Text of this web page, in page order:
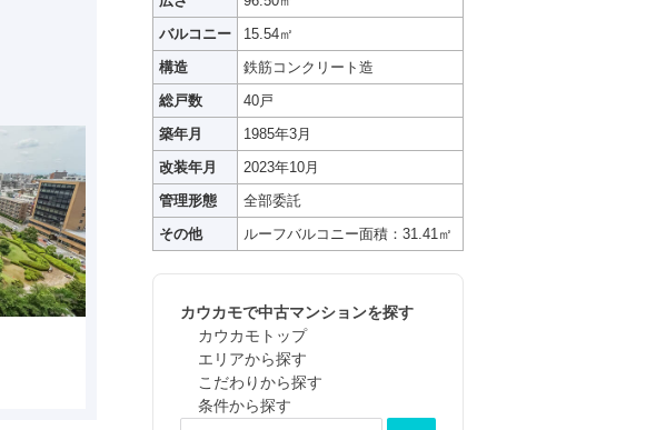
バルコニー
15.54㎡
構造
鉄筋コンクリート造
総戸数
40戸
築年月
1985年3月
改装年月
2023年10月
管理形態
全部委託
その他
ルーフバルコニー面積：31.41㎡
カウカモで中古マンションを探す
カウカモトップ
エリアから探す
こだわりから探す
条件から探す